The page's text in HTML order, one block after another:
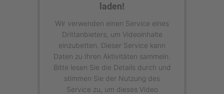
laden!
Wir verwenden einen Service eines
Drittanbieters, um Videoinhalte
einzubetten. Dieser Service kann
Daten zu Ihren Aktivitäten sammeln.
Bitte lesen Sie die Details durch und
stimmen Sie der Nutzung des
Service zu, um dieses Video